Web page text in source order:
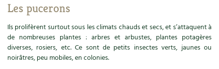
Maison écologique
Enfants
DIY, autonomie
DVD
Nos productions
Agenda, calendrier
Infos pratiques
Cultiver sous serre
Jardiner en ville
Débat d’experts
Nouvelles sur le jardin et l’écologie
Les pucerons
Ils prolifèrent surtout sous les climats chauds et secs, et s’attaquent à
de nombreuses plantes : arbres et arbustes, plantes potagères
diverses, rosiers, etc. Ce sont de petits insectes verts, jaunes ou
noirâtres, peu mobiles, en colonies.